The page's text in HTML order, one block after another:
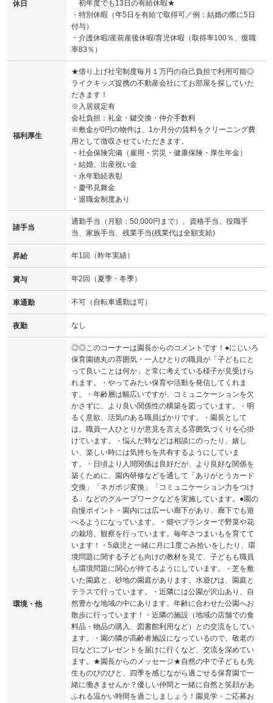
休日
初年度でも13日の有給休暇★
・特別休暇（年5日を有給で取得可／例：結婚の際に5日
付与）
・介護休暇/産前産後休暇/育児休暇（取得率100％、復職
率83％）
福利厚生
★借り上げ社宅制度毎月１万円の自己負担で利用可能◎
ライクキッズ提携の不動産会社にてお部屋を探していた
だきます！
※入居規定有
会社負担：礼金・鍵交換・仲介手数料
※敷金が0円の物件は、1か月分の賃料をクリーニング費
用として徴収させていただきます。
・社会保険完備（雇用・労災・健康保険・厚生年金）
・結婚、出産祝い金
・永年勤続表彰
・慶弔見舞金
・退職金制度あり
諸手当
通勤手当（月額：50,000円まで）、資格手当、役職手
当、家族手当、残業手当(残業代は全額支給)
昇給 年1回（昨年実績）
賞与 年2回（夏季・冬季）
車通勤 不可（自転車通勤は可）
夜勤 なし
環境・他
◎◎このコーナーは園長からのコメントです！●にじいろ
保育園徳丸の雰囲気・一人ひとりの職員が「子どもにと
って良いことは何か」と常に考えている様子が見受けら
れます。・やってみたい保育や活動を発信してくれま
す。・年齢層は幅広いですが、コミュニケーションを欠
かさずに、より良い関係性の構築を図っています。・明
るく意欲、活気のある職員ばかりです。・園長として
は。職員一人ひとりが意見を言える雰囲気づくりを心掛
けています。・悩んだ時などは相談にのったり、嬉し
い、楽しい時には気持ちを共有するようにしていま
す。・日頃より人間関係は良好だが、より良好な関係を
築くために、園内研修などを通して「ありがとうカード
交換」「ネガポジ変換」「コミュニケーション力をつけ
る」などのグループワークなどを実施しています。●園の
自慢ポイント・園内には広ーい廊下があり、廊下でも遊
べるようになっています。・畑やプランターで野菜や花
の栽培、観察を行っています。毎年さつまいもを育てて
います！・5歳児と一緒に月に1度ごみ拾いをしたり、環
境問題に関する子ども向けの教材を見て、子どもも職員
も環境問題に関心が持てるようにしています。・芝を敷
いた園庭と、砂地の園庭があります。水遊びは、園庭と
テラスで行っています。・近隣には公園が沢山あり、自
然豊かな地域の中にあります。年齢に合わせた公園へお
散歩に行っています！・近隣の施設（地域の店舗での食
料品・物品の購入、図書館利用など）との交流をしてい
ます。・園の隣が高齢者施設になっているので、敬老の
日などにプレゼントを届けに行くなど、交流を深めてい
ます。★園長からのメッセージ★自然の中で子どもも先
生ものびのびと、四季を感じながら過ごせる保育園で一
緒に働きませんか？優しい仲間と一緒に自然と笑顔があ
ふれる温かい時間を過ごしましょう！園見学・ご応募お